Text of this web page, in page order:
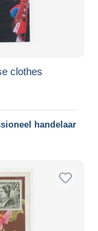
clothes
handelaar